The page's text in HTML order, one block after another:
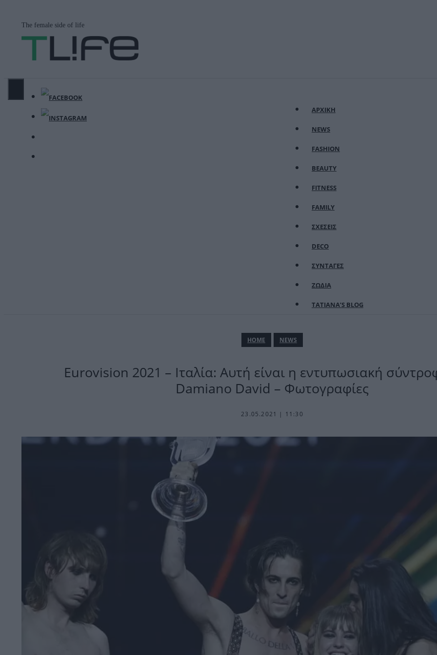
περιεχόμενο
The female side of life
ΑΡΧΙΚΗ
NEWS
FASHION
BEAUTY
FITNESS
FAMILY
ΣΧΕΣΕΙΣ
DECO
ΣΥΝΤΑΓΕΣ
ΖΩΔΙΑ
TATIANA’S BLOG
ΗΟΜΕ NEWS
Eurovision 2021 – Ιταλία: Αυτή είναι η εντυπωσιακή
Damiano David – Φωτογραφίες
23.05.2021 | 11:30